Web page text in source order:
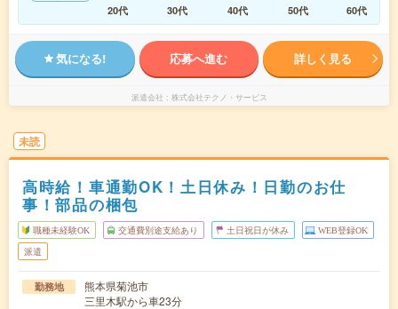
20代
30代 40代 50代 60代
気になる! 応募へ進む 詳しく見る
派遣会社 株式会社テクノ・サービス
未読
高時給！車通勤OK！土日休み！日勤のお仕
事！部品の梱包
職種未経験OK 交通費別途支給あり 土日祝日が休み WEB登録OK
派遣
勤務地
熊本県菊池市
三里木駅から車23分